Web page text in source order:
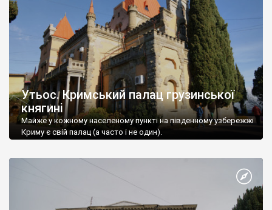
Утьос. Кримський палац грузинської
княгині
Майже у кожному населеному пункті на південному узбережжі
Криму є свій палац (а часто і не один).